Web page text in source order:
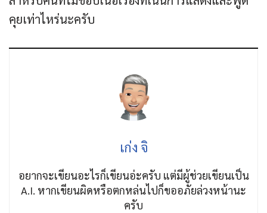
คุยเท่าไหร่นะครับ
เก่ง จิ
อยากจะเขียนอะไรก็เขียนอ่ะครับ แต่มีผู้ช่วยเขียนเป็น
A.I. หากเขียนผิดหรือตกหล่นไปก็ขออภัยล่วงหน้านะ
ครับ